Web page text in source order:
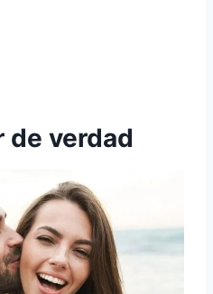
de verdad